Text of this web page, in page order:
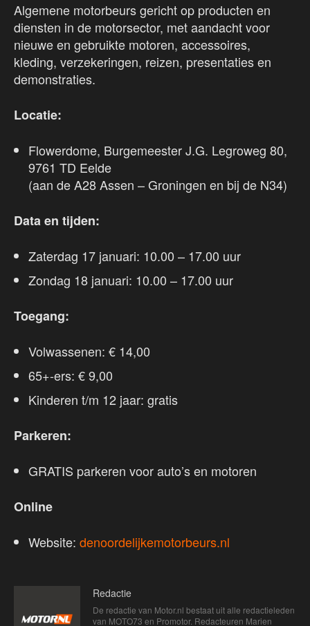
Algemene motorbeurs gericht op producten en
diensten in de motorsector, met aandacht voor
nieuwe en gebruikte motoren, accessoires,
kleding, verzekeringen, reizen, presentaties en
demonstraties.
Locatie:
Flowerdome, Burgemeester J.G. Legroweg 80,
9761 TD Eelde
(aan de A28 Assen – Groningen en bij de N34)
Data en tijden:
Zaterdag 17 januari: 10.00 – 17.00 uur
Zondag 18 januari: 10.00 – 17.00 uur
Toegang:
Volwassenen: € 14,00
65+-ers: € 9,00
Kinderen t/m 12 jaar: gratis
Parkeren:
GRATIS parkeren voor auto’s en motoren
Online
Website: denoordelijkemotorbeurs.nl
Redactie
De redactie van Motor.nl bestaat uit alle redactieleden
van MOTO73 en Promotor. Redacteuren Marien